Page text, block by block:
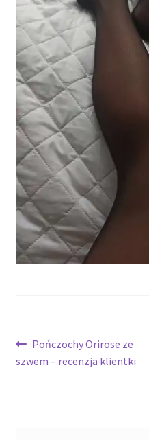
Nawigacja
wpisu
Poprzedni
wpis:
Pończochy Orirose ze
szwem – recenzja klientki